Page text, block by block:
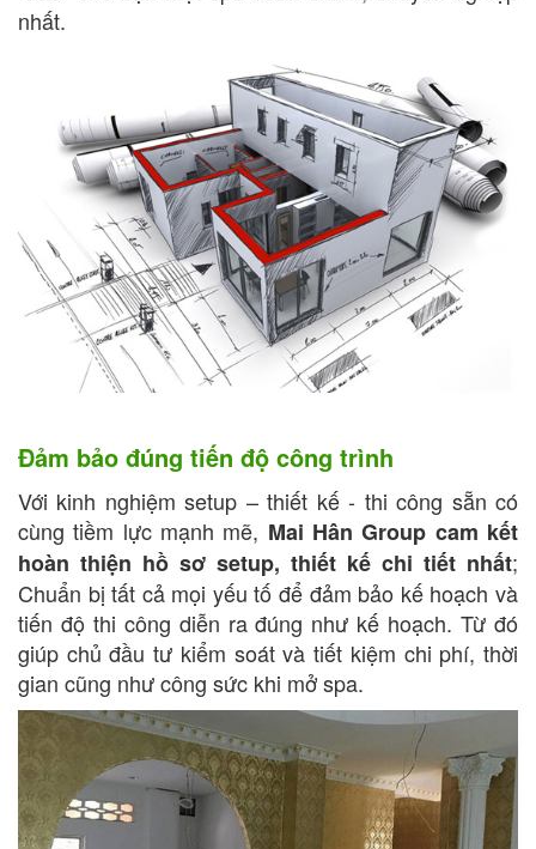
nhất.
Đảm bảo đúng tiến độ công trình
Với kinh nghiệm setup – thiết kế - thi công sẵn có
cùng tiềm lực mạnh mẽ, Mai Hân Group cam kết
hoàn thiện hồ sơ setup, thiết kế chi tiết nhất;
Chuẩn bị tất cả mọi yếu tố để đảm bảo kế hoạch và
tiến độ thi công diễn ra đúng như kế hoạch. Từ đó
giúp chủ đầu tư kiểm soát và tiết kiệm chi phí, thời
gian cũng như công sức khi mở spa.